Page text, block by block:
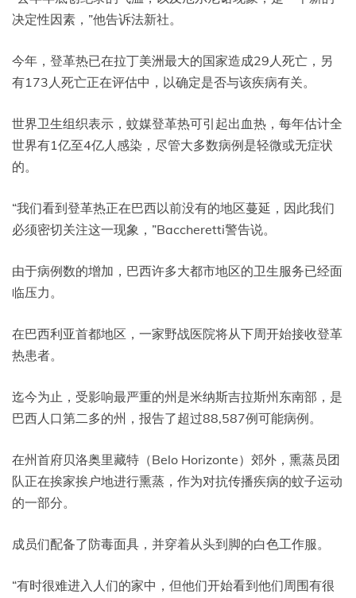
决定性因素，”他告诉法新社。
今年，登革热已在拉丁美洲最大的国家造成29人死亡，另
有173人死亡正在评估中，以确定是否与该疾病有关。
世界卫生组织表示，蚊媒登革热可引起出血热，每年估计全
世界有1亿至4亿人感染，尽管大多数病例是轻微或无症状
的。
“我们看到登革热正在巴西以前没有的地区蔓延，因此我们
必须密切关注这一现象，”Baccheretti警告说。
由于病例数的增加，巴西许多大都市地区的卫生服务已经面
临压力。
在巴西利亚首都地区，一家野战医院将从下周开始接收登革
热患者。
迄今为止，受影响最严重的州是米纳斯吉拉斯州东南部，是
巴西人口第二多的州，报告了超过88,587例可能病例。
在州首府贝洛奥里藏特（Belo Horizonte）郊外，熏蒸员团
队正在挨家挨户地进行熏蒸，作为对抗传播疾病的蚊子运动
的一部分。
成员们配备了防毒面具，并穿着从头到脚的白色工作服。
“有时很难进入人们的家中，但他们开始看到他们周围有很